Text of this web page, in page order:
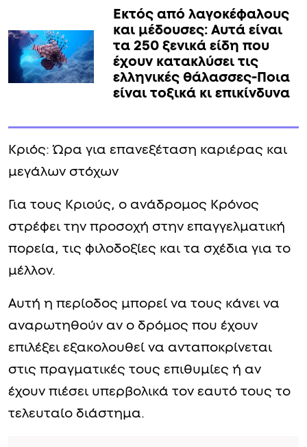
Εκτός από λαγοκέφαλους
και μέδουσες: Aυτά είναι
τα 250 ξενικά είδη που
έχουν κατακλύσει τις
ελληνικές θάλασσες-Ποια
είναι τοξικά κι επικίνδυνα
Κριός: Ώρα για επανεξέταση καριέρας και
μεγάλων στόχων
Για τους Κριούς, ο ανάδρομος Κρόνος
στρέφει την προσοχή στην επαγγελματική
πορεία, τις φιλοδοξίες και τα σχέδια για το
μέλλον.
Αυτή η περίοδος μπορεί να τους κάνει να
αναρωτηθούν αν ο δρόμος που έχουν
επιλέξει εξακολουθεί να ανταποκρίνεται
στις πραγματικές τους επιθυμίες ή αν
έχουν πιέσει υπερβολικά τον εαυτό τους το
τελευταίο διάστημα.